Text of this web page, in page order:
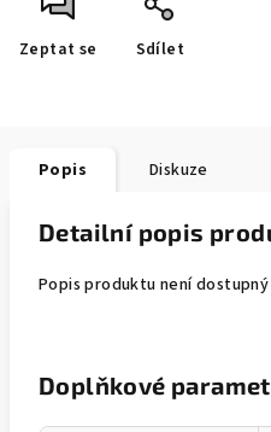
Zeptat se Sdílet
Popis Diskuze
Detailní popis
Popis produktu není dostupný
Doplňkové